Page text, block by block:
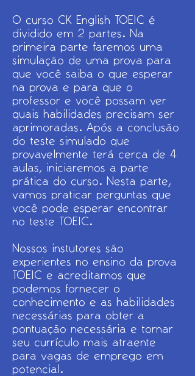
​O curso CK English TOEIC é
dividido em 2 partes. Na
primeira parte faremos uma
simulação de uma prova para
que você saiba o que esperar
na prova e para que o
professor e você possam ver
quais habilidades precisam ser
aprimoradas. Após a conclusão
do teste simulado que
provavelmente terá cerca de 4
aulas, iniciaremos a parte
prática do curso. Nesta parte,
vamos praticar perguntas que
você pode esperar encontrar
no teste TOEIC.
Nossos instutores são
experientes no ensino da prova
TOEIC e acreditamos que
podemos fornecer o
conhecimento e as habilidades
necessárias para obter a
pontuação necessária e tornar
seu currículo mais atraente
para vagas de emprego em
potencial.